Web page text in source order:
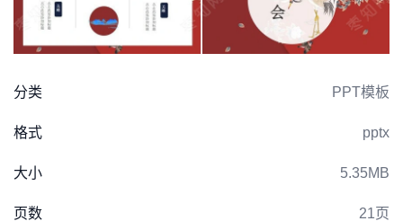
分类 PPT模板
格式 pptx
大小 5.35MB
页数 21页